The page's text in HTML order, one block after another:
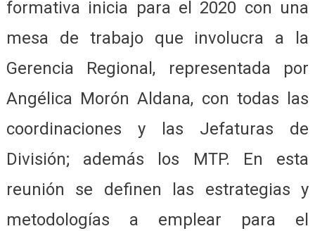
formativa inicia para el 2020 con una
mesa de trabajo que involucra a la
Gerencia Regional, representada por
Angélica Morón Aldana, con todas las
coordinaciones y las Jefaturas de
División; además los MTP. En esta
reunión se definen las estrategias y
metodologías a emplear para el